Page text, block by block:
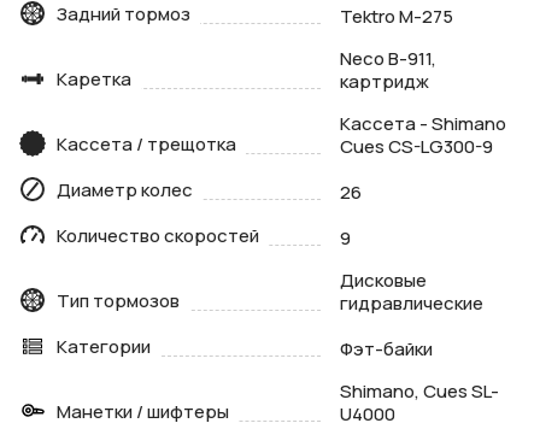
Задний тормоз
Tektro M-275
Каретка
Neco B-911,
картридж
Кассета / трещотка
Кассета - Shimano
Cues CS-LG300-9
Диаметр колес
26
Количество скоростей
9
Тип тормозов
Дисковые
гидравлические
Категории
Фэт-байки
Манетки / шифтеры
Shimano, Cues SL-
U4000